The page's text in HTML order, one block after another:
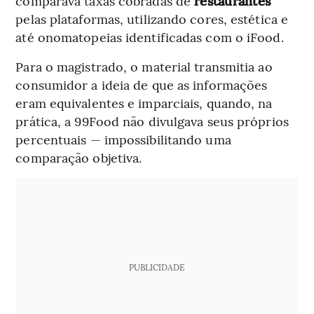
pelas plataformas, utilizando cores, estética e
até onomatopeias identificadas com o iFood.
Para o magistrado, o material transmitia ao
consumidor a ideia de que as informações
eram equivalentes e imparciais, quando, na
prática, a 99Food não divulgava seus próprios
percentuais — impossibilitando uma
comparação objetiva.
PUBLICIDADE